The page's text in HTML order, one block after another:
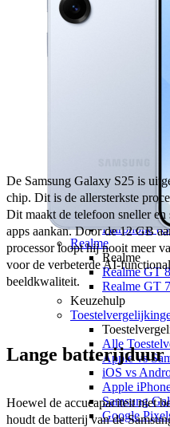
Nothing
Nothing
Nothing
Nothing
Fairphone
Fairphone
Fairphone
Realme
Realme
Realme GT
Realme GT
Keuzehulp
Alle
Apple vs
iOS vs
Apple
Samsung
Google
De Samsung Galaxy S25 is
chip. Dit is de allersterkste
Dit maakt de telefoon sneller
apps aankan. Door de 12 GB
processor loopt hij nooit meer
voor de verbeterde AI-
beeldkwaliteit.
Lange batterijduur
Hoewel de accucapaciteit niet
houdt de batterij van de